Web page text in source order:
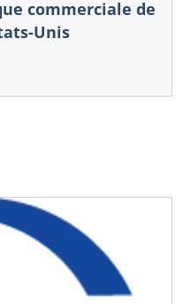
commerciale de
Unis